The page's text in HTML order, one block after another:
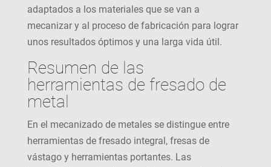
adaptados a los materiales que se van a
mecanizar y al proceso de fabricación para lograr
unos resultados óptimos y una larga vida útil.
Resumen de las
herramientas de fresado de
metal
En el mecanizado de metales se distingue entre
herramientas de fresado integral, fresas de
vástago y herramientas portantes. Las